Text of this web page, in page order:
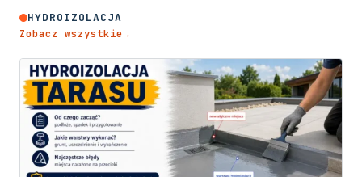
HYDROIZOLACJA
Zobacz wszystkie→